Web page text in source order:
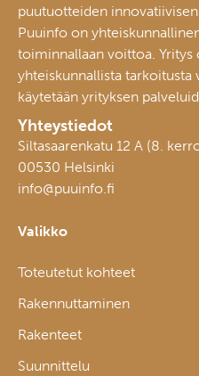
puutuotteiden
Puuinfo on
toiminnallaan voittoa. Yritys
yhteiskunnallista
käytetään yrityksen
Yhteystiedot
Siltasaarenkatu 12 A (8.
00530 Helsinki
info@puuinfo.fi
Valikko
Toteutetut kohteet
Rakennuttaminen
Rakenteet
Suunnittelu